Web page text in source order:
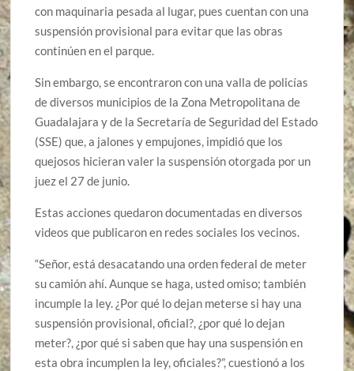
con maquinaria pesada al lugar, pues cuentan con una
suspensión provisional para evitar que las obras
continúen en el parque.
Sin embargo, se encontraron con una valla de policías
de diversos municipios de la Zona Metropolitana de
Guadalajara y de la Secretaría de Seguridad del Estado
(SSE) que, a jalones y empujones, impidió que los
quejosos hicieran valer la suspensión otorgada por un
juez el 27 de junio.
Estas acciones quedaron documentadas en diversos
videos que publicaron en redes sociales los vecinos.
“Señor, está desacatando una orden federal de meter
su camión ahí. Aunque se haga, usted omiso; también
incumple la ley. ¿Por qué lo dejan meterse si hay una
suspensión provisional, oficial?, ¿por qué lo dejan
meter?, ¿por qué si saben que hay una suspensión en
esta obra incumplen la ley, oficiales?”, cuestionó a los